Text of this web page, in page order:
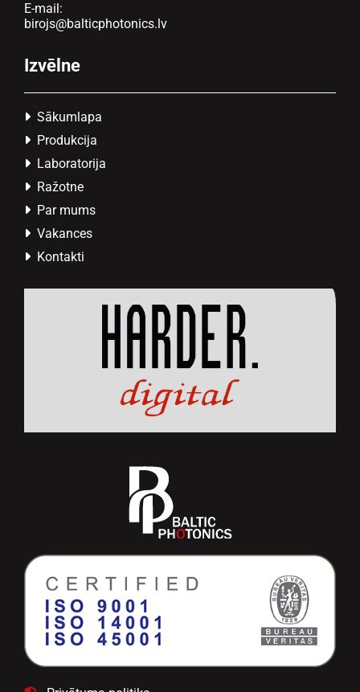
E-mail:
birojs@balticphotonics.lv
Izvēlne
 Sākumlapa
 Produkcija
 Laboratorija
 Ražotne
 Par mums
 Vakances
 Kontakti